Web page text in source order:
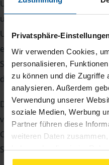
Privatsphäre-
Wir verwenden Cookies,
personalisieren,
zu können und die Zugriffe
analysieren. Außerdem
Verwendung unserer
soziale Medien, Werbung
Partner führen diese
weiteren Daten
haben oder die sie im
gesammelt haben. Indem
Um Ihre Steuererklärung
unsere Beraterinnen und
Unterlagen von Ihnen. Dazu
elektronische
die Bescheinigung über das
Damit Sie sich gut
vielen Nachweise
Checkliste für
Studenten sowie Rentner